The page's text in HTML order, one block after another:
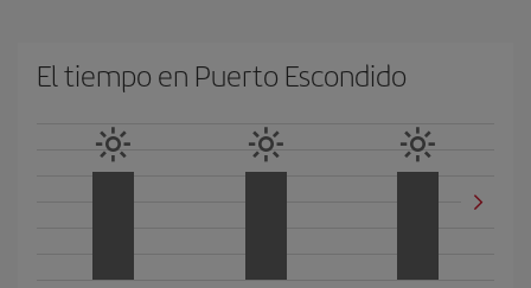
El tiempo en Puerto Escondido